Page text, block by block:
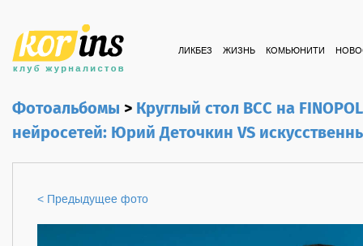
ЛИКБЕЗ ЖИЗНЬ КОМЬЮНИТИ
Фотоальбомы>Круглый стол ВСС на
нейросетей: Юрий Деточкин VS
< Предыдущее фото